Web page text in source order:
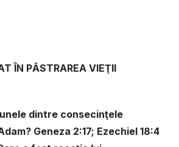
ÎN PĂSTRAREA VIEŢII
dintre consecinţele
Geneza 2:17; Ezechiel 18:4